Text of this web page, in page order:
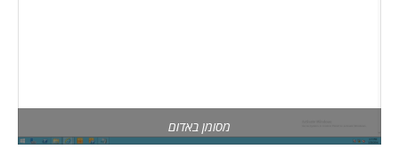
מסומן באדום